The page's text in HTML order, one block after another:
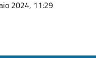
2024, 11:29